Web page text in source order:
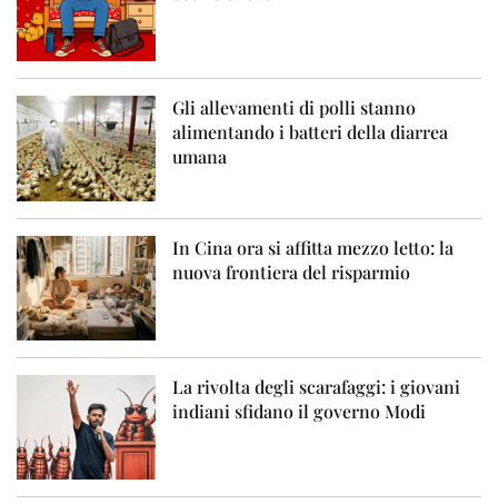
Gli allevamenti di polli stanno
alimentando i batteri della diarrea
umana
In Cina ora si affitta mezzo letto: la
nuova frontiera del risparmio
La rivolta degli scarafaggi: i giovani
indiani sfidano il governo Modi